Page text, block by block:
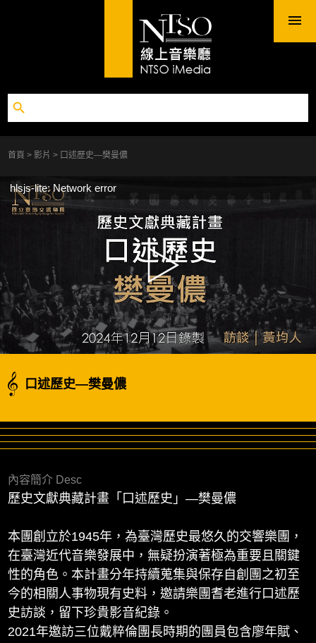
首頁 影片 口述歷史—樊曼儂
hlsjs-lite: Network error
口述歷史—樊曼儂
內容簡介 Desc
歷史文獻典藏計畫「口述歷史」—樊曼儂
本團創立於1945年，為臺灣歷史最悠久的交響樂團，
在臺灣近代音樂發展中，無疑扮演著極為重要且關鍵
性的角色。本計畫分年持續蒐集與保存自創團之初至
今的相關人事物現有史料，邀請樂團耆老進行口述歷
史訪談，留下珍貴影音紀錄。
2021年邀訪三位戴粹倫團長時期的團員包含廖年賦、